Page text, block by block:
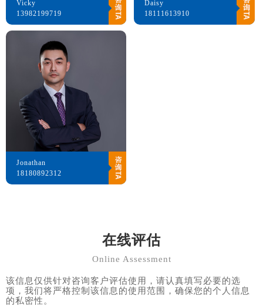
Vicky
13982199719
Daisy
18111613910
Jonathan
18180892312
在线评估
Online Assessment
该信息仅供针对咨询客户评估使用，请认真填写必要的选
项，我们将严格控制该信息的使用范围，确保您的个人信息
的私密性。